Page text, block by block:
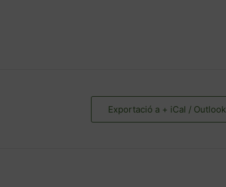
Exportació a + iCal / Outlook